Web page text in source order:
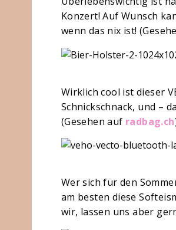
Konzert! Auf Wunsch
wenn das nix ist!
Wirklich cool ist dieser
Schnickschnack, und –
(Gesehen auf radbag.ch
Wer sich für den
am besten diese
wir, lassen uns aber